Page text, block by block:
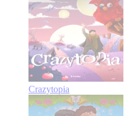
Crazytopia